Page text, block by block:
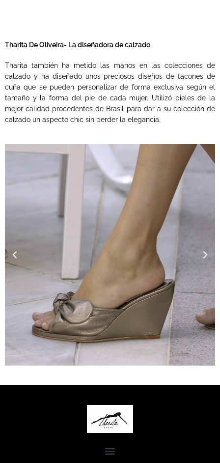
Tharita De Oliveira- La diseñadora de calzado
Tharita también ha metido las manos en las colecciones de
calzado y ha diseñado unos preciosos diseños de tacones de
cuña que se pueden personalizar de forma exclusiva según el
tamaño y la forma del pie de cada mujer. Utilizó pieles de la
mejor calidad procedentes de Brasil para dar a su colección de
calzado un aspecto chic sin perder la elegancia.